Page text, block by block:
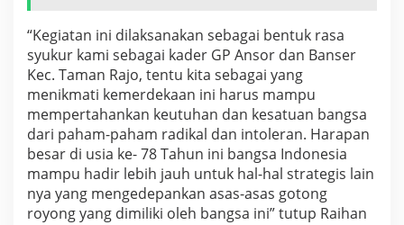
“Kegiatan ini dilaksanakan sebagai bentuk rasa
syukur kami sebagai kader GP Ansor dan Banser
Kec. Taman Rajo, tentu kita sebagai yang
menikmati kemerdekaan ini harus mampu
mempertahankan keutuhan dan kesatuan bangsa
dari paham-paham radikal dan intoleran. Harapan
besar di usia ke- 78 Tahun ini bangsa Indonesia
mampu hadir lebih jauh untuk hal-hal strategis lain
nya yang mengedepankan asas-asas gotong
royong yang dimiliki oleh bangsa ini” tutup Raihan